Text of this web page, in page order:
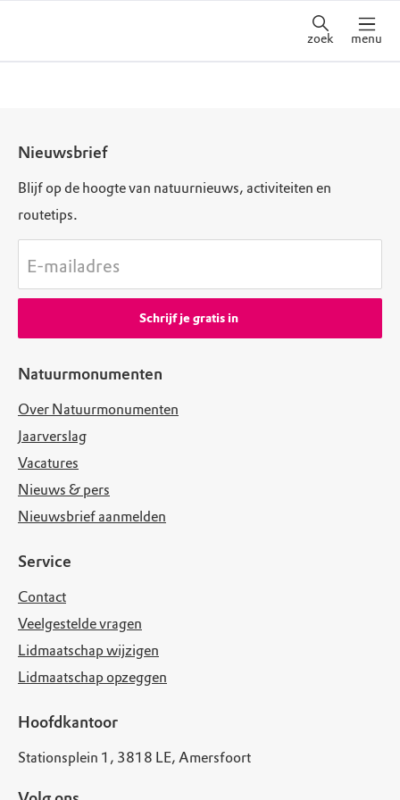
zoek menu
Natuurmonumenten
Over Natuurmonumenten
Jaarverslag
Vacatures
Nieuws & pers
Nieuwsbrief aanmelden
Service
Contact
Veelgestelde vragen
Lidmaatschap wijzigen
Lidmaatschap opzeggen
Hoofdkantoor
Stationsplein 1, 3818 LE, Amersfoort
Nieuwsbrief
Blijf op de hoogte van natuurnieuws, activiteiten en
routetips.
E-mailadres
Schrijf je gratis in